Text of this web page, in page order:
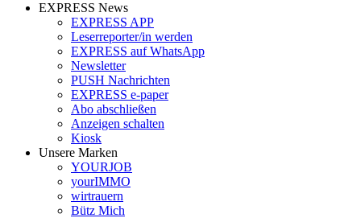
EXPRESS News
EXPRESS APP
Leserreporter/in werden
EXPRESS auf WhatsApp
Newsletter
PUSH Nachrichten
EXPRESS e-paper
Abo abschließen
Anzeigen schalten
Kiosk
Unsere Marken
YOURJOB
yourIMMO
wirtrauern
Bütz Mich